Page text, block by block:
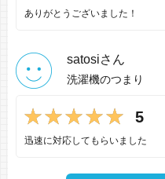
ありがとうございました！
satosiさん
洗濯機のつまり
5
迅速に対応してもらいました